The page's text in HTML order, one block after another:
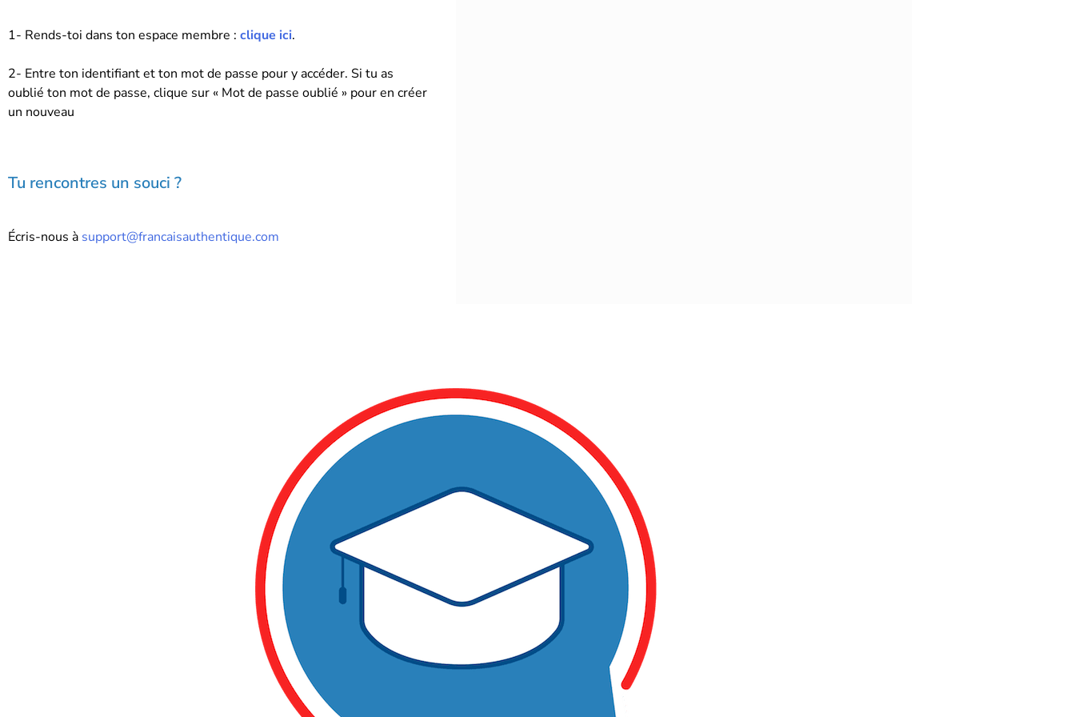
1- Rends-toi dans ton espace membre : clique ici.
2- Entre ton identifiant et ton mot de passe pour y accéder. Si tu as
oublié ton mot de passe, clique sur « Mot de passe oublié » pour en créer
un nouveau
Tu rencontres un souci ?
Écris-nous à support@francaisauthentique.com